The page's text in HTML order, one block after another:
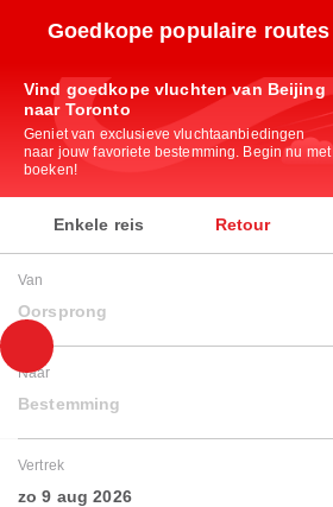
Goedkope populaire routes
Vind goedkope vluchten van Beijing
naar Toronto
Geniet van exclusieve vluchtaanbiedingen
naar jouw favoriete bestemming. Begin nu met
boeken!
Enkele reis Retour
Van
Oorsprong
Naar
Bestemming
Vertrek
zo 9 aug 2026